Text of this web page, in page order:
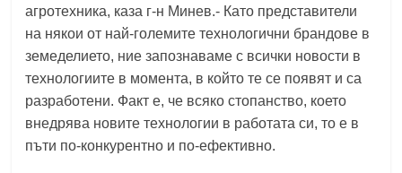
агротехника, каза г-н Минев.- Като представители
на някои от най-големите технологични брандове в
земеделието, ние запознаваме с всички новости в
технологиите в момента, в който те се появят и са
разработени. Факт е, че всяко стопанство, което
внедрява новите технологии в работата си, то е в
пъти по-конкурентно и по-ефективно.